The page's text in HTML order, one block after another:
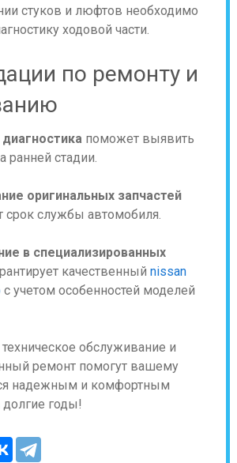
стуков и люфтов необходимо
ходовой части.
по ремонту и
поможет выявить
ранней стадии.
оригинальных запчастей
срок службы автомобиля.
в специализированных
качественный nissan
с учетом особенностей моделей
обслуживание и
ремонт помогут вашему
надежным и комфортным
годы!